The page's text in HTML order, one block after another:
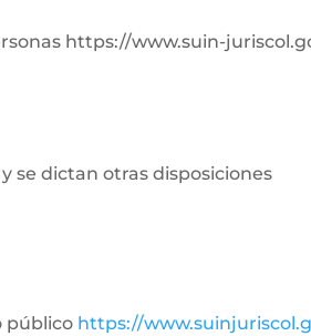
https://www.suin-
se dictan otras disposiciones
público https://